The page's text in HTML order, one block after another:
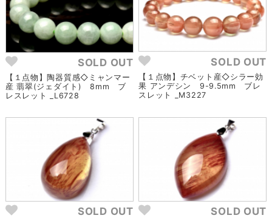
SOLD OUT
【１点物】陶器質感◇ミャンマー
産 翡翠(ジェダイト) 8mm ブ
レスレット _L6728
SOLD OUT
【１点物】チベット産◇シラー効
果 アンデシン 9-9.5mm ブレ
スレット _M3227
SOLD OUT SOLD OUT